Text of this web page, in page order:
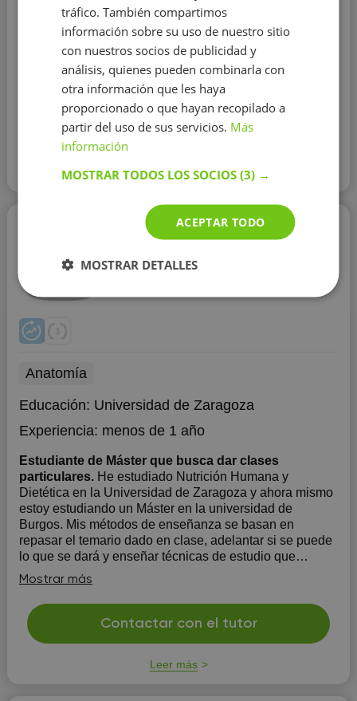
I have a practical and scientific approach to every
subject/topic I teach. Learning through communication
and discussions make things more understanding.
Wherever possible I try to make class more visual. I've
taught english to B1 B2 and C1 level students. They've
gained high grades in their languag...
Contactar con el tutor
Leer más
Sara Sancho Merino
Anatomía
Educación: Universidad de Zaragoza
Experiencia: menos de 1 año
Estudiante de Máster que busca dar clases
particulares. He estudiado Nutrición Humana y
Dietética en la Universidad de Zaragoza y ahora mismo
estoy estudiando un Máster en la universidad de
Burgos. Mis métodos de enseñanza se basan en
repasar el temario dado en clase, adelantar si se puede
lo que se dará y enseñar técnicas de estudio que
ayuden al estudi...
Mostrar más
Contactar con el tutor
Leer más
tráfico. También compartimos
información sobre su uso de nuestro sitio
con nuestros socios de publicidad y
análisis, quienes pueden combinarla con
otra información que les haya
proporcionado o que hayan recopilado a
partir del uso de sus servicios. Más
información
MOSTRAR TODOS LOS SOCIOS(3) →
ACEPTAR TODO
MOSTRAR DETALLES